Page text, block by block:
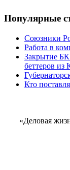
Популярные
Союзники
Работа в
Закрытие
беттеров из
Кто
«Деловая